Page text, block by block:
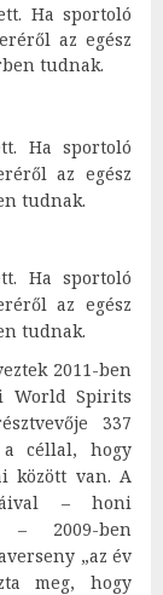
Ha sportoló
az egész
tudnak.
Ha sportoló
az egész
tudnak.
Ha sportoló
az egész
tudnak.
2011-ben
World Spirits
337
céllal, hogy
között van. A
– honi
– 2009-ben
„az év
meg, hogy